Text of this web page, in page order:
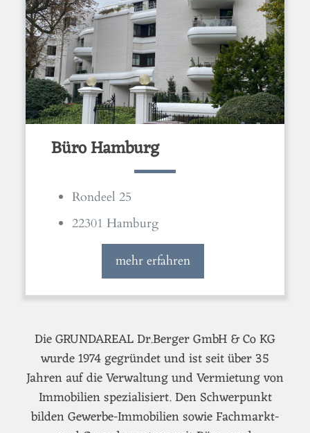
Büro Hamburg
Rondeel 25
22301 Hamburg
mehr erfahren
Die GRUNDAREAL Dr.Berger GmbH & Co KG
wurde 1974 gegründet und ist seit über 35
Jahren auf die Verwaltung und Vermietung von
Immobilien spezialisiert. Den Schwerpunkt
bilden Gewerbe-Immobilien sowie Fachmarkt-